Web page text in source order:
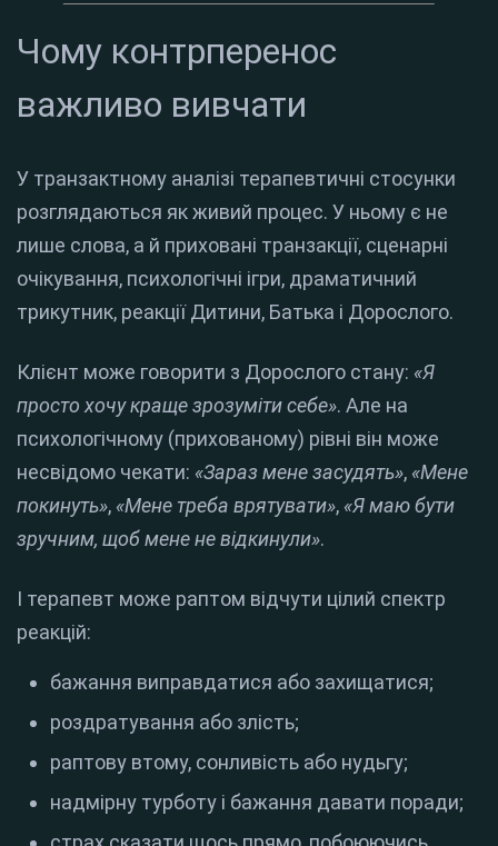
Чому контрперенос
важливо вивчати
У транзактному аналізі терапевтичні стосунки
розглядаються як живий процес. У ньому є не
лише слова, а й приховані транзакції, сценарні
очікування, психологічні ігри, драматичний
трикутник, реакції Дитини, Батька і Дорослого.
Клієнт може говорити з Дорослого стану: «Я
просто хочу краще зрозуміти себе». Але на
психологічному (прихованому) рівні він може
несвідомо чекати: «Зараз мене засудять», «Мене
покинуть», «Мене треба врятувати», «Я маю бути
зручним, щоб мене не відкинули».
І терапевт може раптом відчути цілий спектр
реакцій:
бажання виправдатися або захищатися;
роздратування або злість;
раптову втому, сонливість або нудьгу;
надмірну турботу і бажання давати поради;